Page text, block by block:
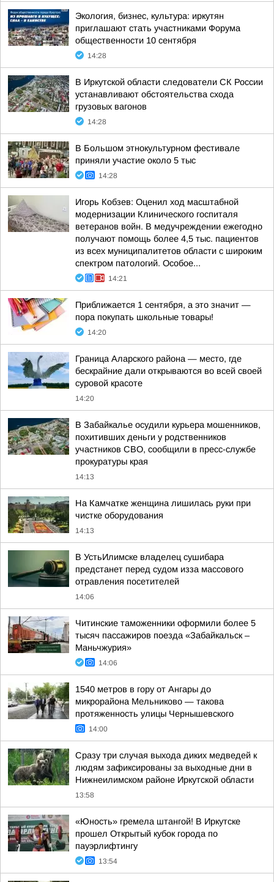
Экология, бизнес, культура: иркутян
приглашают стать участниками Форума
общественности 10 сентября
14:28
В Иркутской области следователи СК России
устанавливают обстоятельства схода
грузовых вагонов
14:28
В Большом этнокультурном фестивале
приняли участие около 5 тыс
14:28
Игорь Кобзев: Оценил ход масштабной
модернизации Клинического госпиталя
ветеранов войн. В медучреждении ежегодно
получают помощь более 4,5 тыс. пациентов
из всех муниципалитетов области с широким
спектром патологий. Особое...
14:21
Приближается 1 сентября, а это значит —
пора покупать школьные товары!
14:20
Граница Аларского района — место, где
бескрайние дали открываются во всей своей
суровой красоте
14:20
В Забайкалье осудили курьера мошенников,
похитивших деньги у родственников
участников СВО, сообщили в пресс-службе
прокуратуры края
14:13
На Камчатке женщина лишилась руки при
чистке оборудования
14:13
В УстьИлимске владелец сушибара
предстанет перед судом изза массового
отравления посетителей
14:06
Читинские таможенники оформили более 5
тысяч пассажиров поезда «Забайкальск –
Маньчжурия»
14:06
1540 метров в гору от Ангары до
микрорайона Мельниково — такова
протяженность улицы Чернышевского
14:00
Сразу три случая выхода диких медведей к
людям зафиксированы за выходные дни в
Нижнеилимском районе Иркутской области
13:58
«Юность» гремела штангой! В Иркутске
прошел Открытый кубок города по
пауэрлифтингу
13:54